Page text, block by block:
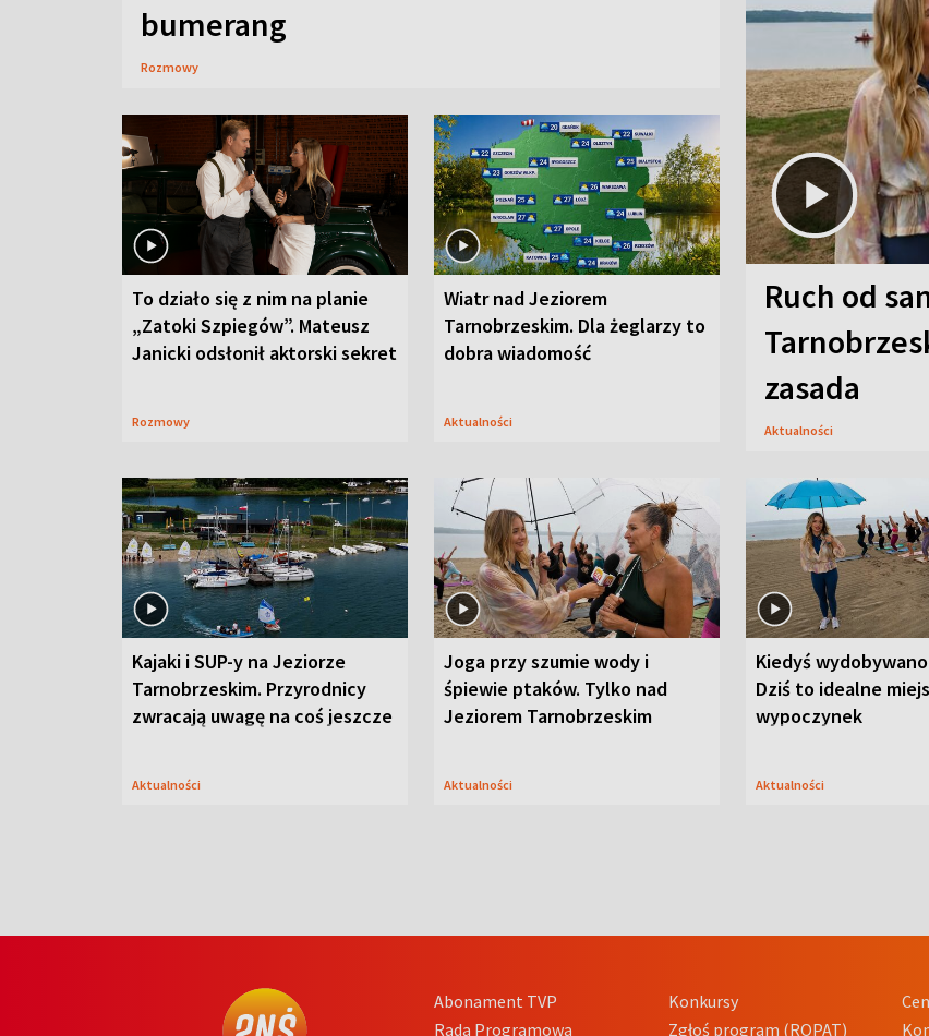
bumerang
Rozmowy
To działo się z nim na planie
„Zatoki Szpiegów”. Mateusz
Janicki odsłonił aktorski sekret
Rozmowy
Wiatr nad Jeziorem
Tarnobrzeskim. Dla żeglarzy to
dobra wiadomość
Aktualności
Ruch od
zasada
Aktualności
Kajaki i SUP-y na Jeziorze
Tarnobrzeskim. Przyrodnicy
zwracają uwagę na coś jeszcze
Aktualności
Joga przy szumie wody i
śpiewie ptaków. Tylko nad
Jeziorem Tarnobrzeskim
Aktualności
Kiedyś
Dziś to idealne
wypoczynek
Aktualności
Abonament TVP
Rada Programowa
Konkursy
Zgłoś program (ROPAT)